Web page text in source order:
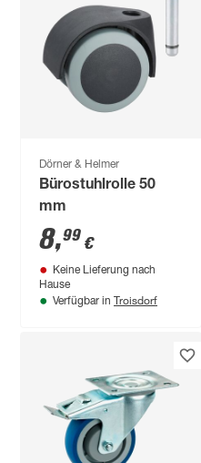
Dörner & Helmer
Bürostuhlrolle 50
mm
8,99 €
Keine Lieferung nach
Hause
Verfügbar in Troisdorf